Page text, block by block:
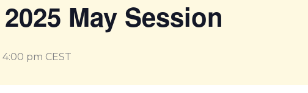
May Session
4:00 pm CEST